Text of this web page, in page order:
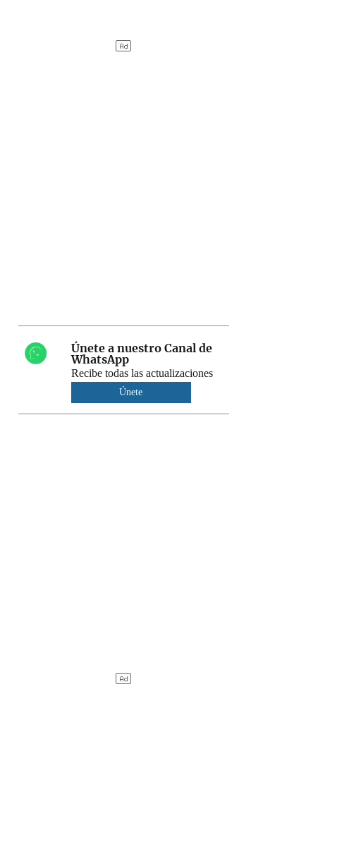
Únete a nuestro Canal de
WhatsApp
Recibe todas las actualizaciones
Únete